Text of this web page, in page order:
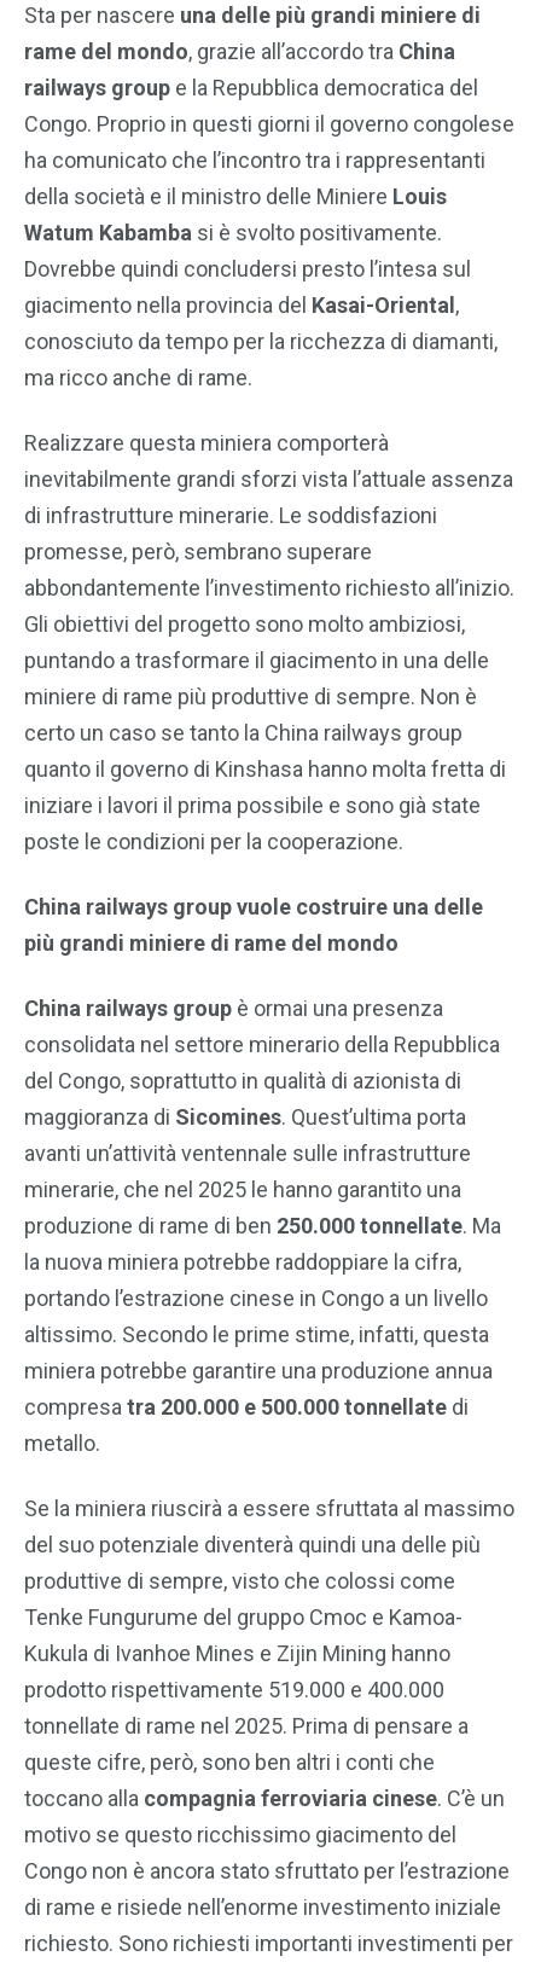
Sta per nascere una delle più grandi miniere di
rame del mondo, grazie all’accordo tra China
railways group e la Repubblica democratica del
Congo. Proprio in questi giorni il governo congolese
ha comunicato che l’incontro tra i rappresentanti
della società e il ministro delle Miniere Louis
Watum Kabamba si è svolto positivamente.
Dovrebbe quindi concludersi presto l’intesa sul
giacimento nella provincia del Kasai-Oriental ,
conosciuto da tempo per la ricchezza di diamanti,
ma ricco anche di rame.
Realizzare questa miniera comporterà
inevitabilmente grandi sforzi vista l’attuale assenza
di infrastrutture minerarie. Le soddisfazioni
promesse, però, sembrano superare
abbondantemente l’investimento richiesto all’inizio.
Gli obiettivi del progetto sono molto ambiziosi,
puntando a trasformare il giacimento in una delle
miniere di rame più produttive di sempre. Non è
certo un caso se tanto la China railways group
quanto il governo di Kinshasa hanno molta fretta di
iniziare i lavori il prima possibile e sono già state
poste le condizioni per la cooperazione.
China railways group vuole costruire una delle
più grandi miniere di rame del mondo
China railways group è ormai una presenza
consolidata nel settore minerario della Repubblica
del Congo, soprattutto in qualità di azionista di
maggioranza di Sicomines. Quest’ultima porta
avanti un’attività ventennale sulle infrastrutture
minerarie, che nel 2025 le hanno garantito una
produzione di rame di ben 250.000 tonnellate. Ma
la nuova miniera potrebbe raddoppiare la cifra,
portando l’estrazione cinese in Congo a un livello
altissimo. Secondo le prime stime, infatti, questa
miniera potrebbe garantire una produzione annua
compresa tra 200.000 e 500.000 tonnellate di
metallo.
Se la miniera riuscirà a essere sfruttata al massimo
del suo potenziale diventerà quindi una delle più
produttive di sempre, visto che colossi come
Tenke Fungurume del gruppo Cmoc e Kamoa-
Kukula di Ivanhoe Mines e Zijin Mining hanno
prodotto rispettivamente 519.000 e 400.000
tonnellate di rame nel 2025. Prima di pensare a
queste cifre, però, sono ben altri i conti che
toccano alla compagnia ferroviaria cinese. C’è un
motivo se questo ricchissimo giacimento del
Congo non è ancora stato sfruttato per l’estrazione
di rame e risiede nell’enorme investimento iniziale
richiesto. Sono richiesti importanti investimenti per